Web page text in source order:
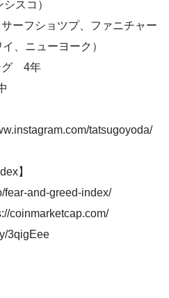
スコ）
ーフショツプ、ファニチャー
、ニューヨーク）
グ 4年
tatsugoyoda/
】
fear-and-greed-index/
coinmarketcap.com/
3qigEee